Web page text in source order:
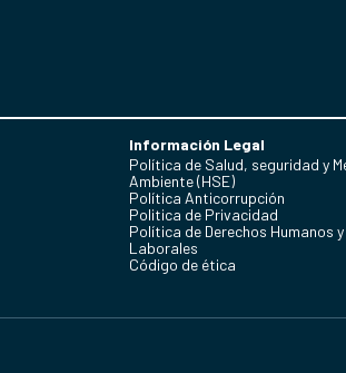
Información Legal
Política de Salud, seguridad y
Ambiente (HSE)
Política Anticorrupción
Politica de Privacidad
Política de Derechos Humanos y
Laborales
Código de ética